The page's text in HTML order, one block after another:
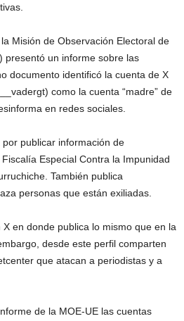
Misión de Observación Electoral de
presentó un informe sobre las
documento identificó la cuenta de X
como la cuenta “madre” de
en redes sociales.
publicar información de
Especial Contra la Impunidad
También publica
personas que están exiliadas.
en donde publica lo mismo que en la
desde este perfil comparten
que atacan a periodistas y a
de la MOE-UE las cuentas